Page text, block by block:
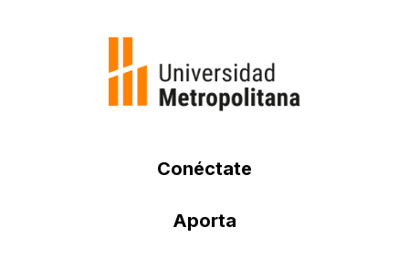
Conéctate
Aporta